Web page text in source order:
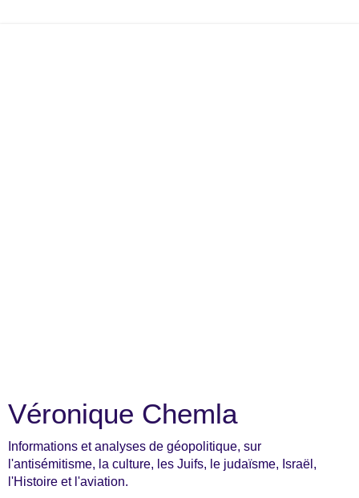
Véronique Chemla
Informations et analyses de géopolitique, sur
l'antisémitisme, la culture, les Juifs, le judaïsme, Israël,
l'Histoire et l'aviation.